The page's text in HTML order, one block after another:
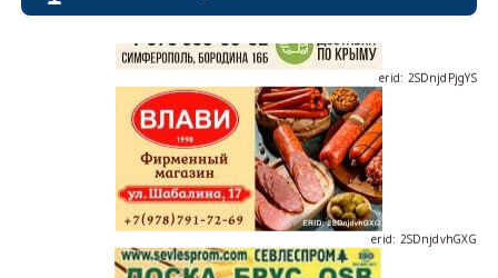
erid: 2SDnjdPjgYS
erid: 2SDnjdvhGXG